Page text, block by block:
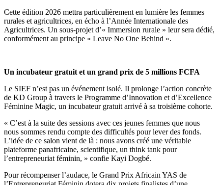
Cette édition 2026 mettra particulièrement en lumière les femmes
rurales et agricultrices, en écho à l’Année Internationale des
Agricultrices. Un sous-projet d’« Immersion rurale » leur sera dédié,
conformément au principe « Leave No One Behind ».
Un incubateur gratuit et un grand prix de 5 millions FCFA
Le SIEF n’est pas un événement isolé. Il prolonge l’action concrète
de KD Group à travers le Programme d’Innovation et d’Excellence
Féminine Magic, un incubateur gratuit arrivé à sa troisième cohorte.
« C’est à la suite des sessions avec ces jeunes femmes que nous
nous sommes rendu compte des difficultés pour lever des fonds.
L’idée de ce salon vient de là : nous avons créé une véritable
plateforme panafricaine, scientifique, un think tank pour
l’entrepreneuriat féminin, » confie Kayi Dogbé.
Pour récompenser l’audace, le Grand Prix Africain YAS de